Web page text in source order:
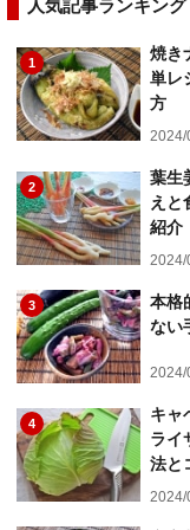
人気記事ランキング
1
焼き
単レ
方
2024/
2
葉生
えと
紹介
2024/
3
本格
ない
2024/
4
キャ
ライ
法と
2024/